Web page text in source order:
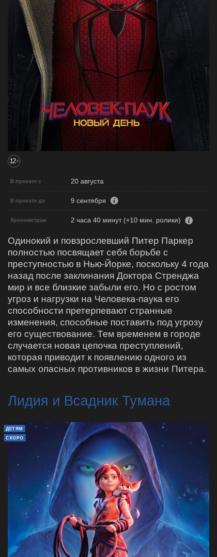
12+
В прокате с 20 августа
В прокате до 9 сентября
Хронометраж 2 часа 40 минут (+10 мин. ролики)
Одинокий и повзрослевший Питер Паркер
полностью посвящает себя борьбе с
преступностью в Нью-Йорке, поскольку 4 года
назад после заклинания Доктора Стренджа
мир и все близкие забыли его. Но с ростом
угроз и нагрузки на Человека-паука его
способности претерпевают странные
изменения, способные поставить под угрозу
его существование. Тем временем в городе
случается новая цепочка преступлений,
которая приводит к появлению одного из
самых опасных противников в жизни Питера.
Лидия и Всадник Тумана
ДЕТЯМ
СКОРО